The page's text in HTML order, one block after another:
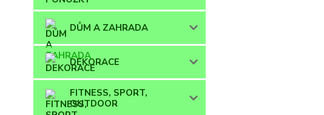
DŮM A ZAHRADA
DEKORACE
FITNESS, SPORT,
OUTDOOR